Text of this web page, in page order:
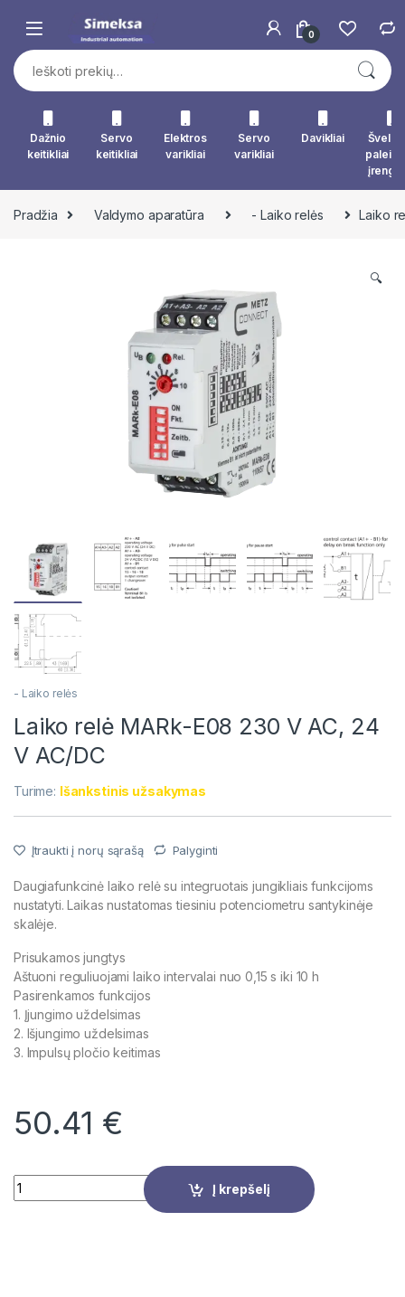
0
Ieškoti:
Dažnio
keitikliai
Servo
keitikliai
Elektros
varikliai
Servo
varikliai
Davikliai
Pradžia Valdymo aparatūra - Laiko relės Laiko
🔍
- Laiko relės
Laiko relė MARk-E08 230 V AC, 24
V AC/DC
Turime: Išankstinis užsakymas
Įtraukti į norų sąrašą Palyginti
Daugiafunkcinė laiko relė su integruotais jungikliais funkcijoms
nustatyti. Laikas nustatomas tiesiniu potenciometru santykinėje
skalėje.
Prisukamos jungtys
Aštuoni reguliuojami laiko intervalai nuo 0,15 s iki 10 h
Pasirenkamos funkcijos
1. Įjungimo uždelsimas
2. Išjungimo uždelsimas
3. Impulsų pločio keitimas
50.41 €
Quantity
Į krepšelį